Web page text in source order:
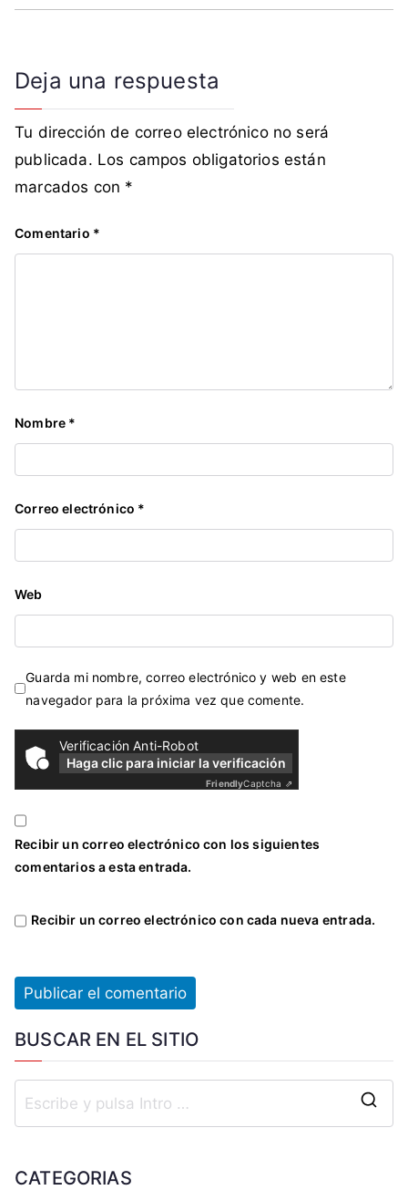
Deja una respuesta
Tu dirección de correo electrónico no será
publicada. Los campos obligatorios están
marcados con *
Comentario *
Nombre *
Correo electrónico *
Web
Guarda mi nombre, correo electrónico y web en este
navegador para la próxima vez que comente.
Verificación Anti-Robot
Haga clic para iniciar la verificación
FriendlyCaptcha ⇗
Recibir un correo electrónico con los siguientes
comentarios a esta entrada.
Recibir un correo electrónico con cada nueva entrada.
BUSCAR EN EL SITIO
CATEGORIAS